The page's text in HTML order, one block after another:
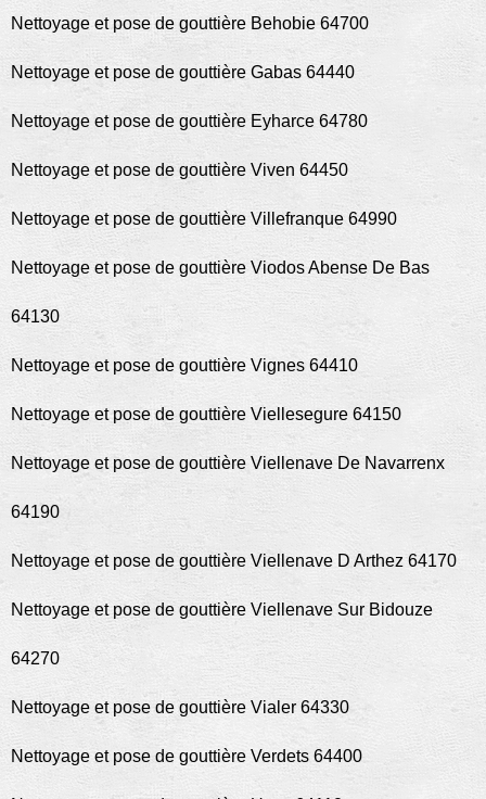
Nettoyage et pose de gouttière Behobie 64700
Nettoyage et pose de gouttière Gabas 64440
Nettoyage et pose de gouttière Eyharce 64780
Nettoyage et pose de gouttière Viven 64450
Nettoyage et pose de gouttière Villefranque 64990
Nettoyage et pose de gouttière Viodos Abense De Bas
64130
Nettoyage et pose de gouttière Vignes 64410
Nettoyage et pose de gouttière Viellesegure 64150
Nettoyage et pose de gouttière Viellenave De Navarrenx
64190
Nettoyage et pose de gouttière Viellenave D Arthez 64170
Nettoyage et pose de gouttière Viellenave Sur Bidouze
64270
Nettoyage et pose de gouttière Vialer 64330
Nettoyage et pose de gouttière Verdets 64400